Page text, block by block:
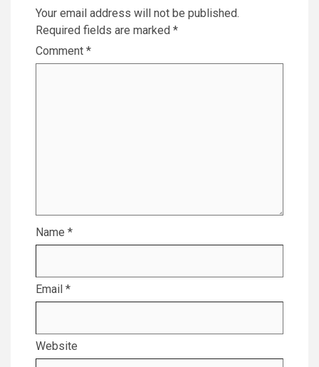
Your email address will not be published.
Required fields are marked *
Comment *
Name *
Email *
Website